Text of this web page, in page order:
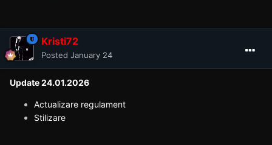
Kristi72
Posted January 24
Update 24.01.2026
Actualizare regulament
Stilizare